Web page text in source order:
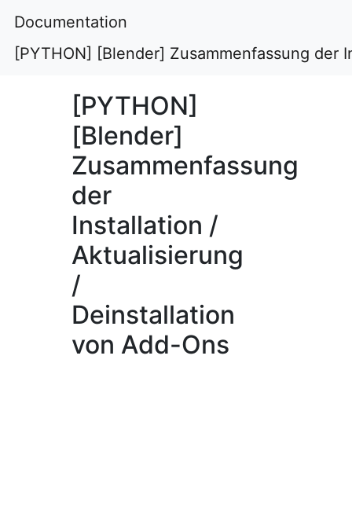
Documentation
[PYTHON] [Blender] Zusammenfassung
[PYTHON]
[Blender]
Zusammenfassung
der
Installation /
Aktualisierung
/
Deinstallation
von Add-Ons